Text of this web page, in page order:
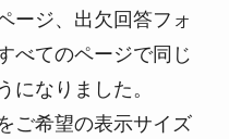
ージ、出欠回答フォ
べてのページで同じ
になりました。
ご希望の表示サイズ